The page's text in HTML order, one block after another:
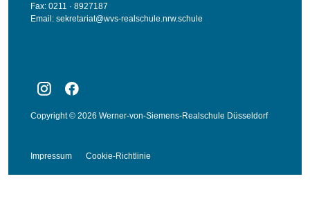
Fax: 0211 · 8927187
Email: sekretariat@wvs-realschule.nrw.schule
Copyright © 2026 Werner-von-Siemens-Realschule Düsseldorf
Impressum Cookie-Richtlinie